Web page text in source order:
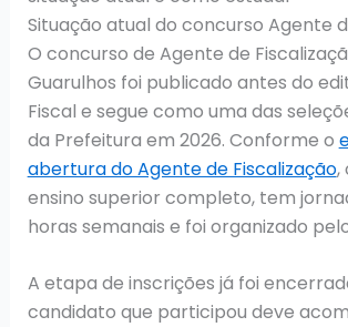
Situação atual do concurso Agente
O concurso de Agente de
Guarulhos foi publicado antes do
Fiscal e segue como uma das
da Prefeitura em 2026. Conforme o
abertura do Agente de Fiscalização,
ensino superior completo, tem
horas semanais e foi organizado
A etapa de inscrições já foi
candidato que participou deve